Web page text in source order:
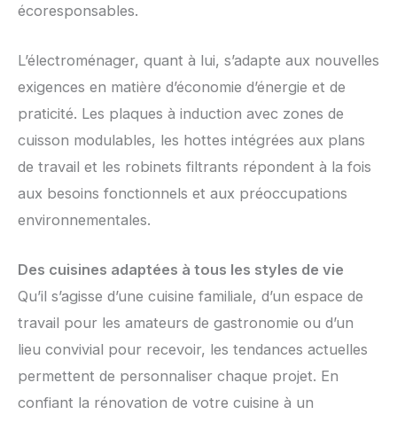
écoresponsables.
L’électroménager, quant à lui, s’adapte aux nouvelles
exigences en matière d’économie d’énergie et de
praticité. Les plaques à induction avec zones de
cuisson modulables, les hottes intégrées aux plans
de travail et les robinets filtrants répondent à la fois
aux besoins fonctionnels et aux préoccupations
environnementales.
Des cuisines adaptées à tous les styles de vie
Qu’il s’agisse d’une cuisine familiale, d’un espace de
travail pour les amateurs de gastronomie ou d’un
lieu convivial pour recevoir, les tendances actuelles
permettent de personnaliser chaque projet. En
confiant la rénovation de votre cuisine à un